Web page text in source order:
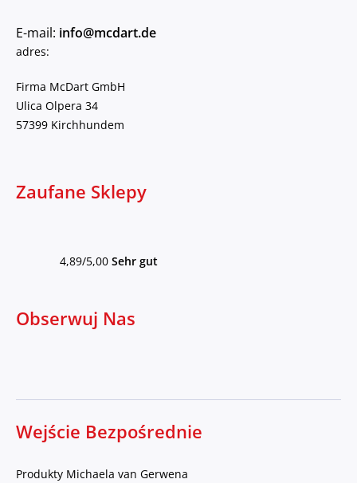
E-mail: info@mcdart.de
adres:
Firma McDart GmbH
Ulica Olpera 34
57399 Kirchhundem
Zaufane Sklepy
4,89/5,00 Sehr gut
Obserwuj Nas
Wejście Bezpośrednie
Produkty Michaela van Gerwena